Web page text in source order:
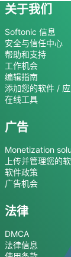
关于我们
Softonic 信息
安全与信任中心
帮助和支持
工作机会
编辑指南
添加您的软件 /
在线工具
广告
Monetization
上传并管理您的
软件政策
广告机会
法律
DMCA
法律信息